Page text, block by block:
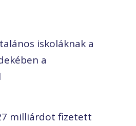
iskoláknak a
a
milliárdot fizetett